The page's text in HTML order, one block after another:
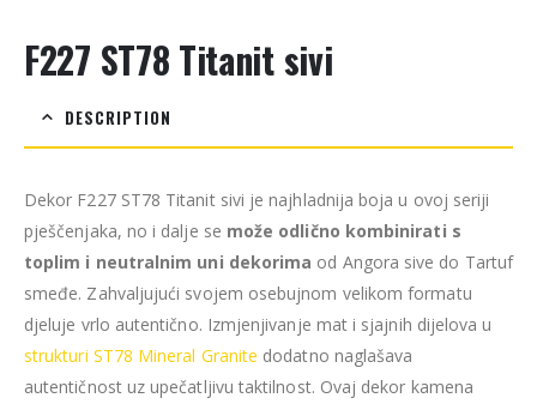
F227 ST78 Titanit sivi
DESCRIPTION
Dekor F227 ST78 Titanit sivi je najhladnija boja u ovoj seriji
pješčenjaka, no i dalje se može odlično kombinirati s
toplim i neutralnim uni dekorima od Angora sive do Tartuf
smeđe. Zahvaljujući svojem osebujnom velikom formatu
djeluje vrlo autentično. Izmjenjivanje mat i sjajnih dijelova u
strukturi ST78 Mineral Granite dodatno naglašava
autentičnost uz upečatljivu taktilnost. Ovaj dekor kamena